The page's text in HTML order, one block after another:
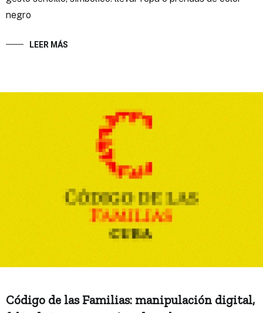
negro
LEER MÁS
Código de las Familias: manipulación digital,